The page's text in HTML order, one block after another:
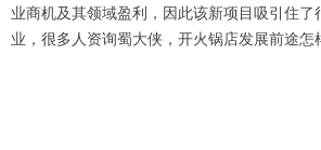
业商机及其领域盈利，因此该新项目吸引住了
业，很多人资询蜀大侠，开火锅店发展前途